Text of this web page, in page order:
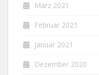
März 2021
Februar 2021
Januar 2021
Dezember 2020